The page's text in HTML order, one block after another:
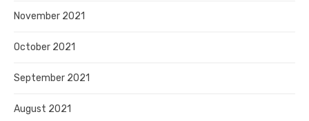
November 2021
October 2021
September 2021
August 2021